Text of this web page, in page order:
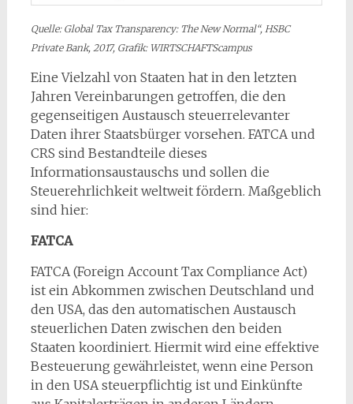
Quelle: Global Tax Transparency: The New Normal“, HSBC
Private Bank, 2017, Grafik: WIRTSCHAFTScampus
Eine Vielzahl von Staaten hat in den letzten
Jahren Vereinbarungen getroffen, die den
gegenseitigen Austausch steuerrelevanter
Daten ihrer Staatsbürger vorsehen. FATCA und
CRS sind Bestandteile dieses
Informationsaustauschs und sollen die
Steuerehrlichkeit weltweit fördern. Maßgeblich
sind hier:
FATCA
FATCA (Foreign Account Tax Compliance Act)
ist ein Abkommen zwischen Deutschland und
den USA, das den automatischen Austausch
steuerlichen Daten zwischen den beiden
Staaten koordiniert. Hiermit wird eine effektive
Besteuerung gewährleistet, wenn eine Person
in den USA steuerpflichtig ist und Einkünfte